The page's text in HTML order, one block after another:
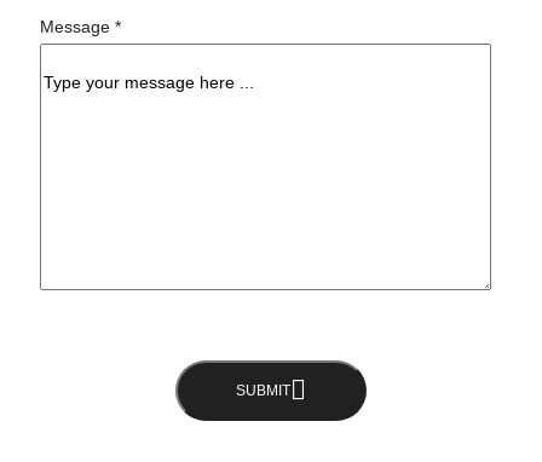
Message *
SUBMIT